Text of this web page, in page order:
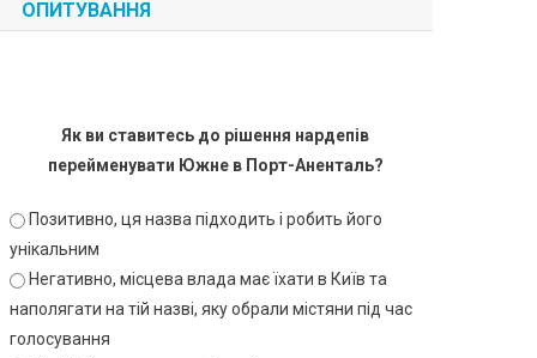
ОПИТУВАННЯ
Як ви ставитесь до рішення нардепів
перейменувати Южне в Порт-Аненталь?
Позитивно, ця назва підходить і робить його
унікальним
Негативно, місцева влада має їхати в Київ та
наполягати на тій назві, яку обрали містяни під час
голосування